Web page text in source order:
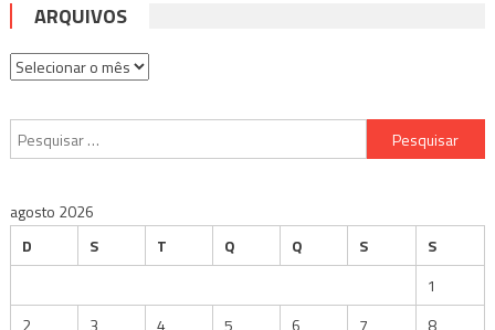
ARQUIVOS
Arquivos
Pesquisar
por:
agosto 2026
D
S T Q Q S
S
1